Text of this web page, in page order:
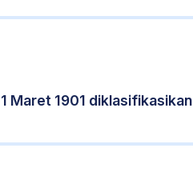
Maret 1901